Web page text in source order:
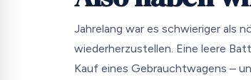
Jahrelang war es schwieriger als
wiederherzustellen. Eine leere
Kauf eines Gebrauchtwagens –